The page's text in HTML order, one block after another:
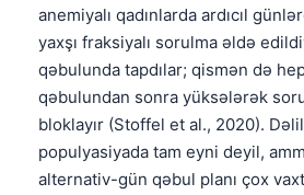
anemiyalı qadınlarda ardıcıl
yaxşı fraksiyalı sorulma əldə
qəbulunda tapdılar; qismən də
qəbulundan sonra yüksələrək
bloklayır (Stoffel et al., 2020).
populyasiyada tam eyni deyil,
alternativ-gün qəbul planı çox